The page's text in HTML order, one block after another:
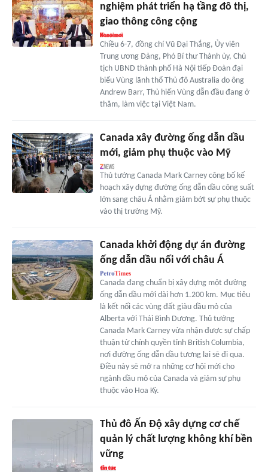
nghiệm phát triển hạ tầng đô thị,
giao thông công cộng
Chiều 6-7, đồng chí Vũ Đại Thắng, Ủy viên
Trung ương Đảng, Phó Bí thư Thành ủy, Chủ
tịch UBND thành phố Hà Nội tiếp Đoàn đại
biểu Vùng lãnh thổ Thủ đô Australia do ông
Andrew Barr, Thủ hiến Vùng dẫn đầu đang ở
thăm, làm việc tại Việt Nam.
Canada xây đường ống dẫn dầu
mới, giảm phụ thuộc vào Mỹ
Thủ tướng Canada Mark Carney công bố kế
hoạch xây dựng đường ống dẫn dầu công suất
lớn sang châu Á nhằm giảm bớt sự phụ thuộc
vào thị trường Mỹ.
Canada khởi động dự án đường
ống dẫn dầu nối với châu Á
Canada đang chuẩn bị xây dựng một đường
ống dẫn dầu mới dài hơn 1.200 km. Mục tiêu
là kết nối các vùng đất giàu dầu mỏ của
Alberta với Thái Bình Dương. Thủ tướng
Canada Mark Carney vừa nhận được sự chấp
thuận từ chính quyền tỉnh British Columbia,
nơi đường ống dẫn dầu tương lai sẽ đi qua.
Điều này sẽ mở ra những cơ hội mới cho
ngành dầu mỏ của Canada và giảm sự phụ
thuộc vào Hoa Kỳ.
Thủ đô Ấn Độ xây dựng cơ chế
quản lý chất lượng không khí bền
vững